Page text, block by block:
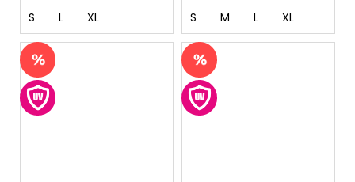
S L XL S M L XL